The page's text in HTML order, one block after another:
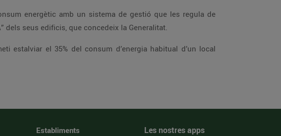
energètic amb un sistema de gestió que les regula de
dels seus edificis, que concedeix la Generalitat.
estalviar el 35% del consum d’energia habitual d’un local
Establiments
Les nostres apps